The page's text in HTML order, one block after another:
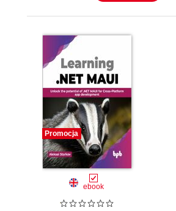
Promocja
ebook